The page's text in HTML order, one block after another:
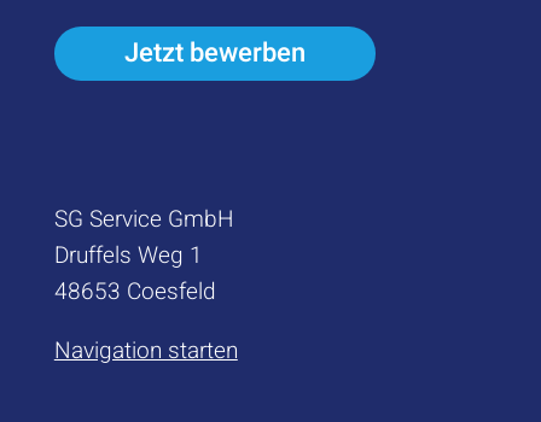
Jetzt bewerben
SG Service GmbH
Druffels Weg 1
48653 Coesfeld
Navigation starten